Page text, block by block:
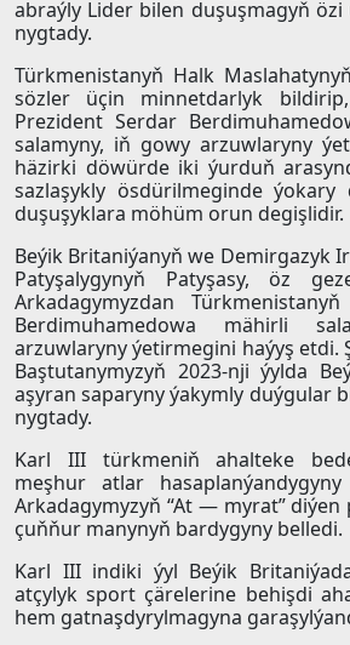
abraýly Lider bilen duşuşmagyň
nygtady.
Türkmenistanyň Halk
sözler üçin minnetdarlyk
Prezident Serdar
salamyny, iň gowy arzuwlaryny
häzirki döwürde iki ýurduň
sazlaşykly ösdürilmeginde ýokary
duşuşyklara möhüm orun degişlidir.
Beýik Britaniýanyň we Demirgazyk
Patyşalygynyň Patyşasy, öz
Arkadagymyzdan
Berdimuhamedowa mähirli
arzuwlaryny ýetirmegini haýyş etdi.
Baştutanymyzyň 2023-nji ýylda
aşyran saparyny ýakymly duýgular
nygtady.
Karl III türkmeniň ahalteke
meşhur atlar
Arkadagymyzyň “At — myrat” diýen
çuňňur manynyň bardygyny belledi.
Karl III indiki ýyl Beýik
atçylyk sport çärelerine behişdi
hem gatnaşdyrylmagyna